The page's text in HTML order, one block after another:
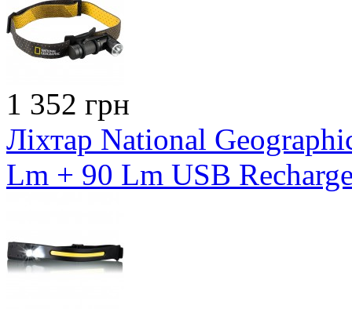
1 352 грн
Ліхтар National
Lm + 90 Lm USB